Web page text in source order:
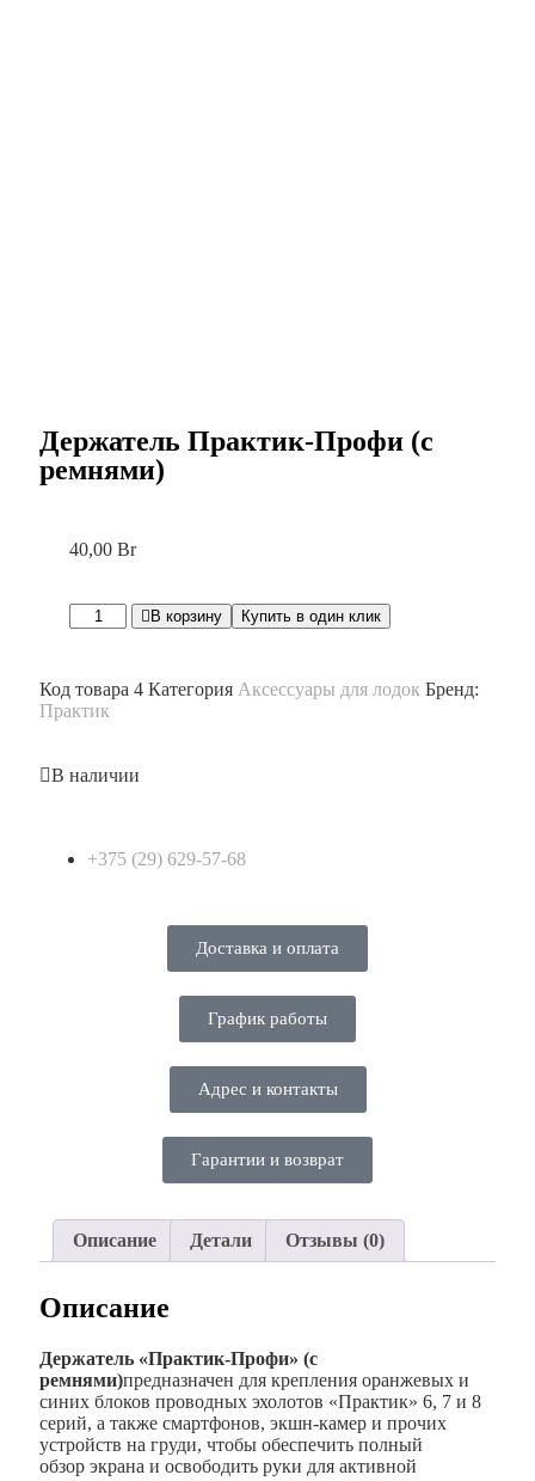
Держатель Практик-Профи (с
ремнями)
40,00 Br
В корзину Купить в один клик
Код товара 4 Категория Аксессуары для лодок Бренд:
Практик
В наличии
+375 (29) 629-57-68
Доставка и оплата
График работы
Адрес и контакты
Гарантии и возврат
Описание Детали Отзывы (0)
Описание
Держатель «Практик-Профи» (с
ремнями)предназначен для крепления оранжевых и
синих блоков проводных эхолотов «Практик» 6, 7 и 8
серий, а также смартфонов, экшн-камер и прочих
устройств на груди, чтобы обеспечить полный
обзор экрана и освободить руки для активной